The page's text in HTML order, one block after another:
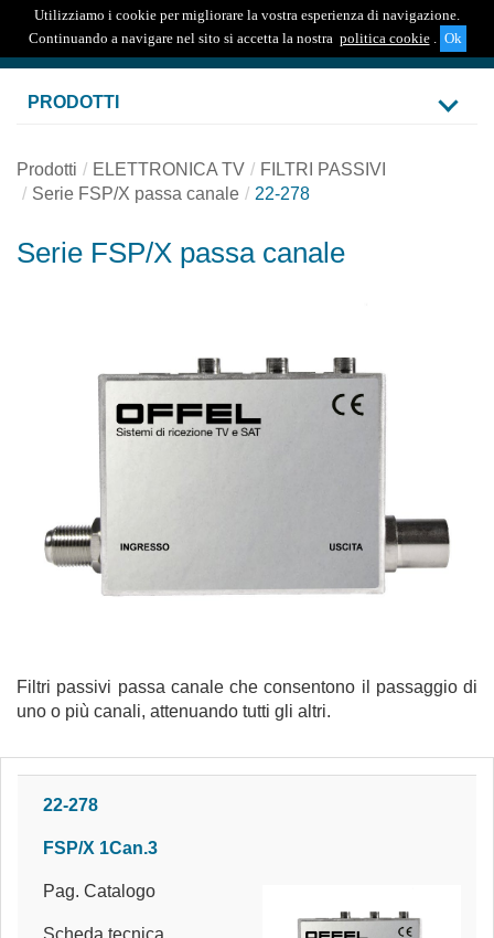
Utilizziamo i cookie per migliorare la vostra esperienza di navigazione.
Continuando a navigare nel sito si accetta la nostra politica cookie .
PRODOTTI
Prodotti ELETTRONICA TV
FILTRI PASSIVI
Serie FSP/X passa canale
22-278
Serie FSP/X passa canale
Filtri passivi passa canale che consentono il passaggio di
uno o più canali, attenuando tutti gli altri.
22-278
FSP/X 1Can.3
Pag. Catalogo
Scheda tecnica